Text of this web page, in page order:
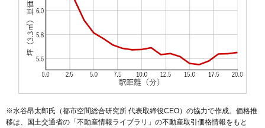
58 保戸野桜町
59
60 15万円
1,120万円
15万円
仁井田新田 14万円 887万円 20.2%
※水谷昂太郎氏（都市空間総合研究所 代表取締役CEO）の協力で作成。価格推
移は、国土交通省の「不動産情報ライブラリ 」の不動産取引価格情報をもと